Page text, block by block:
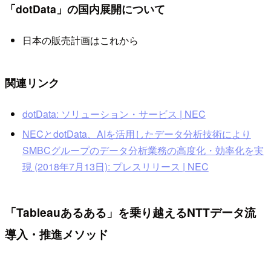
「dotData」の国内展開について
日本の販売計画はこれから
関連リンク
dotData: ソリューション・サービス | NEC
NECとdotData、AIを活用したデータ分析技術により
SMBCグループのデータ分析業務の高度化・効率化を実
現 (2018年7月13日): プレスリリース | NEC
「Tableauあるある」を乗り越えるNTTデータ流
導入・推進メソッド